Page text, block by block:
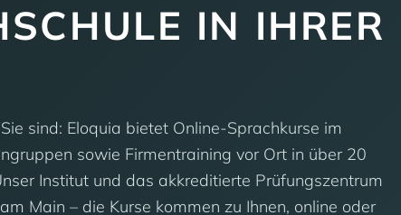
IN IHRER
sind: Eloquia bietet Online-Sprachkurse im
sowie Firmentraining vor Ort in über 20
Institut und das akkreditierte Prüfungszentrum
Main – die Kurse kommen zu Ihnen, online oder